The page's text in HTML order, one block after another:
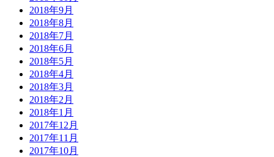
2018年9月
2018年8月
2018年7月
2018年6月
2018年5月
2018年4月
2018年3月
2018年2月
2018年1月
2017年12月
2017年11月
2017年10月